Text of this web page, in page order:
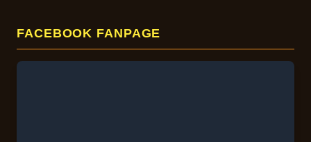
FACEBOOK FANPAGE